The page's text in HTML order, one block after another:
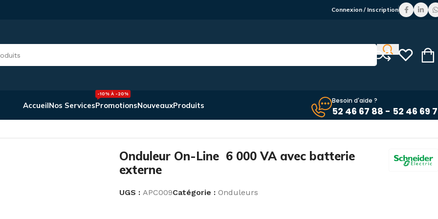
Connexion / Inscription
AccueilNos ServicesPromotions
-10% À -20%
NouveauxProduits Besoin d'aide ?
52 46 67 88 - 52 46 69
Onduleur On-Line 6 000 VA avec batterie
externe
UGS : APC009Catégorie : Onduleurs